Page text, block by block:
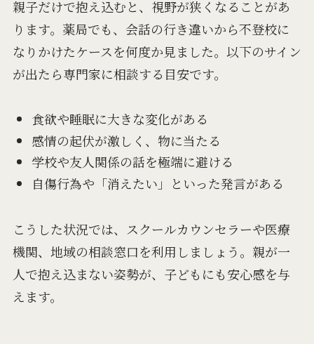
親子だけで抱え込むと、視野が狭くなることがあ
ります。薬局でも、会話の行き違いから不登校に
なりかけたケースを何度か見ました。以下のサイン
が出たら専門家に相談する目安です。
食欲や睡眠に大きな変化がある
感情の起伏が激しく、物に当たる
学校や友人関係の話を極端に避ける
自傷行為や「消えたい」といった発言がある
こうした状況では、スクールカウンセラーや医療
機関、地域の相談窓口を利用しましょう。親が一
人で抱え込まない姿勢が、子どもにも安心感を与
えます。